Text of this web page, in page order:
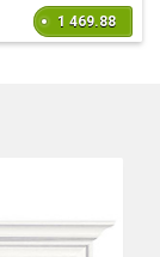
1 469.88